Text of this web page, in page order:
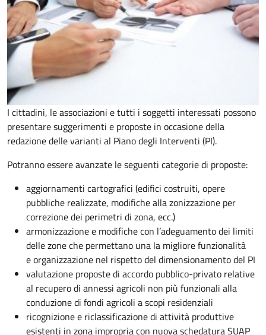
I cittadini, le associazioni e tutti i soggetti interessati possono
presentare suggerimenti e proposte in occasione della
redazione delle varianti al Piano degli Interventi (PI).
Potranno essere avanzate le seguenti categorie di proposte:
aggiornamenti cartografici (edifici costruiti, opere
pubbliche realizzate, modifiche alla zonizzazione per
correzione dei perimetri di zona, ecc.)
armonizzazione e modifiche con l’adeguamento dei limiti
delle zone che permettano una la migliore funzionalità
e organizzazione nel rispetto del dimensionamento del PI
valutazione proposte di accordo pubblico-privato relative
al recupero di annessi agricoli non più funzionali alla
conduzione di fondi agricoli a scopi residenziali
ricognizione e riclassificazione di attività produttive
esistenti in zona impropria con nuova schedatura SUAP